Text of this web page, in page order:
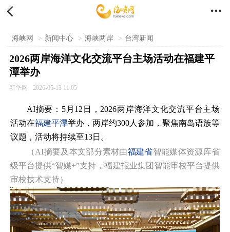
 
海峡网 > 新闻中心 > 海峡两岸 > 台湾新闻
2026两岸海洋文化交流平台主场活动在福建平
潭举办
新华网 2026-05-13 11:05
AI摘要：5月12日，2026两岸海洋文化交流平台主场
活动在福建平潭举办，两岸约300人参加，聚焦南岛语族等
议题，活动将持续至13日。
（AI摘要及本文部分素材由福建省智能媒体资源库省
级平台提供“智媒+”支持，福建报业集团智能审校平台提供
审校技术支持）